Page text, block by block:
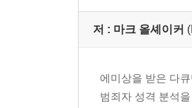
저 : 마크 올셰이커
에미상을 받은 다
범죄자 성격 분석